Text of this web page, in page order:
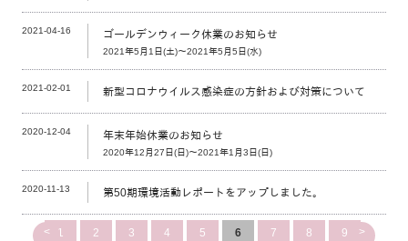
2021-04-16 ゴールデンウィーク休業のお知らせ
2021年5月1日(土)～2021年5月5日(水)
2021-02-01 新型コロナウイルス感染症の方針および対策について
2020-12-04 年末年始休業のお知らせ
2020年12月27日(日)～2021年1月3日(日)
2020-11-13 第50期環境活動レポートをアップしました。
< 1 2 3 4 5 6 7 8 9 >